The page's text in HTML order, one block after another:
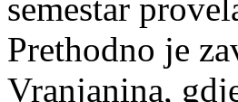
semestar
Prethodno je
Vranjanina,